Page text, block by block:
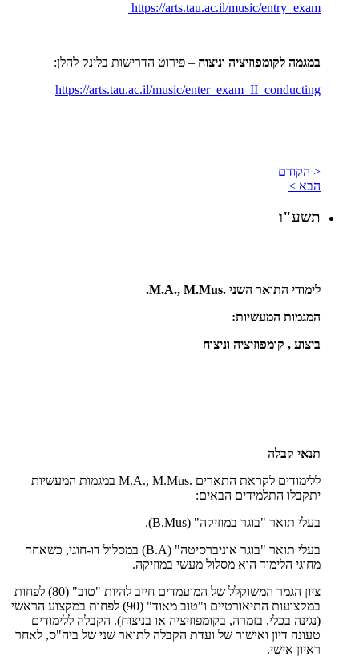
https://arts.tau.ac.il/music/entry_exam
במגמה לקומפוזיציה וניצוח – פירוט הדרישות בלינק להלן:
https://arts.tau.ac.il/music/enter_exam_II_conducting
< הקודם
הבא >
תשע"ו
לימודי התואר השני M.A., M.Mus.
.
המגמות המעשיות:
ביצוע , קומפוזיציה וניצוח
תנאי קבלה
ללימודים לקראת התארים M.A., M.Mus. במגמות המעשיות
יתקבלו התלמידים הבאים:
בעלי תואר "בוגר במוזיקה" (B.Mus
).
בעלי תואר "בוגר אוניברסיטה" (B.A) במסלול דו-חוגי, כשאחד
מחוגי הלימוד הוא מסלול מעשי במוזיקה.
ציון הגמר המשוקלל של המועמדים חייב להיות "טוב" (80) לפחות
במקצועות התיאורטיים ו"טוב מאוד" (90) לפחות במקצוע הראשי
(נגינה בכלי, בזמרה, בקומפוזיציה או בניצוח). הקבלה ללימודים
טעונה דיון ואישור של ועדת הקבלה לתואר שני של ביה"ס, לאחר
ראיון אישי.